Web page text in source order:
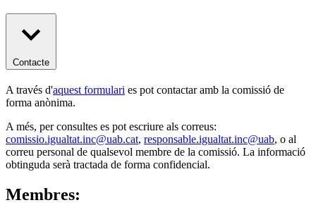
Contacte
A través d'aquest formulari es pot contactar amb la comissió de
forma anònima.
A més, per consultes es pot escriure als correus:
comissio.igualtat.inc@uab.cat, responsable.igualtat.inc@uab, o al
correu personal de qualsevol membre de la comissió. La informació
obtinguda serà tractada de forma confidencial.
Membres: